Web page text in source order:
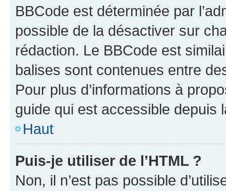
BBCode est déterminée par
possible de la désactiver sur
rédaction. Le BBCode est
balises sont contenues entre
Pour plus d’informations à
guide qui est accessible depuis
Haut
Puis-je utiliser de l’HTML ?
Non, il n’est pas possible